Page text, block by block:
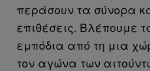
περάσουν τα σύνορα
επιθέσεις. Βλέπουμε
εμπόδια από τη μια
τον αγώνα των